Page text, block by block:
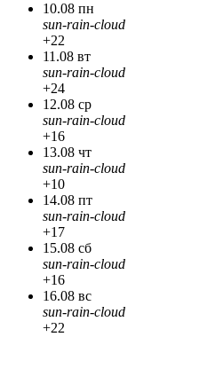
10.08 пн
sun-rain-cloud
+22
11.08 вт
sun-rain-cloud
+24
12.08 ср
sun-rain-cloud
+16
13.08 чт
sun-rain-cloud
+10
14.08 пт
sun-rain-cloud
+17
15.08 сб
sun-rain-cloud
+16
16.08 вс
sun-rain-cloud
+22